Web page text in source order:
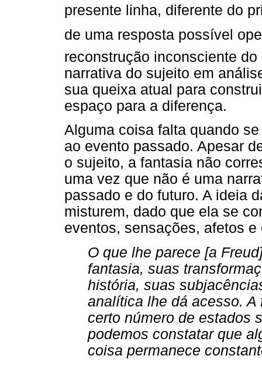
presente linha, diferente do
de uma resposta possível
reconstrução inconsciente
narrativa do sujeito em
sua queixa atual para
espaço para a diferença.
Alguma coisa falta quando
ao evento passado. Apesar
o sujeito, a fantasia não
uma vez que não é uma
passado e do futuro. A ideia
misturem, dado que ela se
eventos, sensações, afetos
O que lhe parece [a
fantasia, suas
história, suas
analítica lhe dá acesso.
certo número de estados
podemos constatar que
coisa permanece